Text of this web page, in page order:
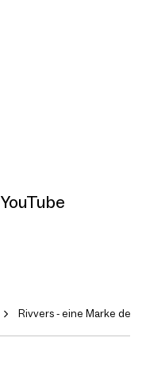
YouTube
Rivvers - eine Marke der